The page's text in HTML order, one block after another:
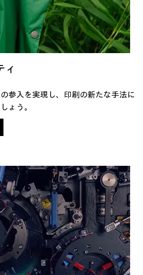
ィ
参入を実現し、印刷の新たな手法に
ょう。